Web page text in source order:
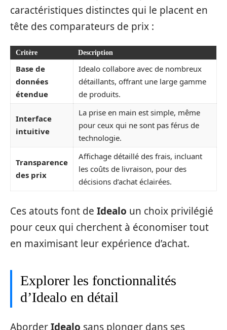
caractéristiques distinctes qui le placent en
tête des comparateurs de prix :
Critère Description
Base de
données
étendue
Idealo collabore avec de nombreux
détaillants, offrant une large gamme
de produits.
Interface
intuitive
La prise en main est simple, même
pour ceux qui ne sont pas férus de
technologie.
Transparence
des prix
Affichage détaillé des frais, incluant
les coûts de livraison, pour des
décisions d’achat éclairées.
Ces atouts font de Idealo un choix privilégié
pour ceux qui cherchent à économiser tout
en maximisant leur expérience d’achat.
Explorer les fonctionnalités
d’Idealo en détail
AborderIdealo sans plonger dans ses